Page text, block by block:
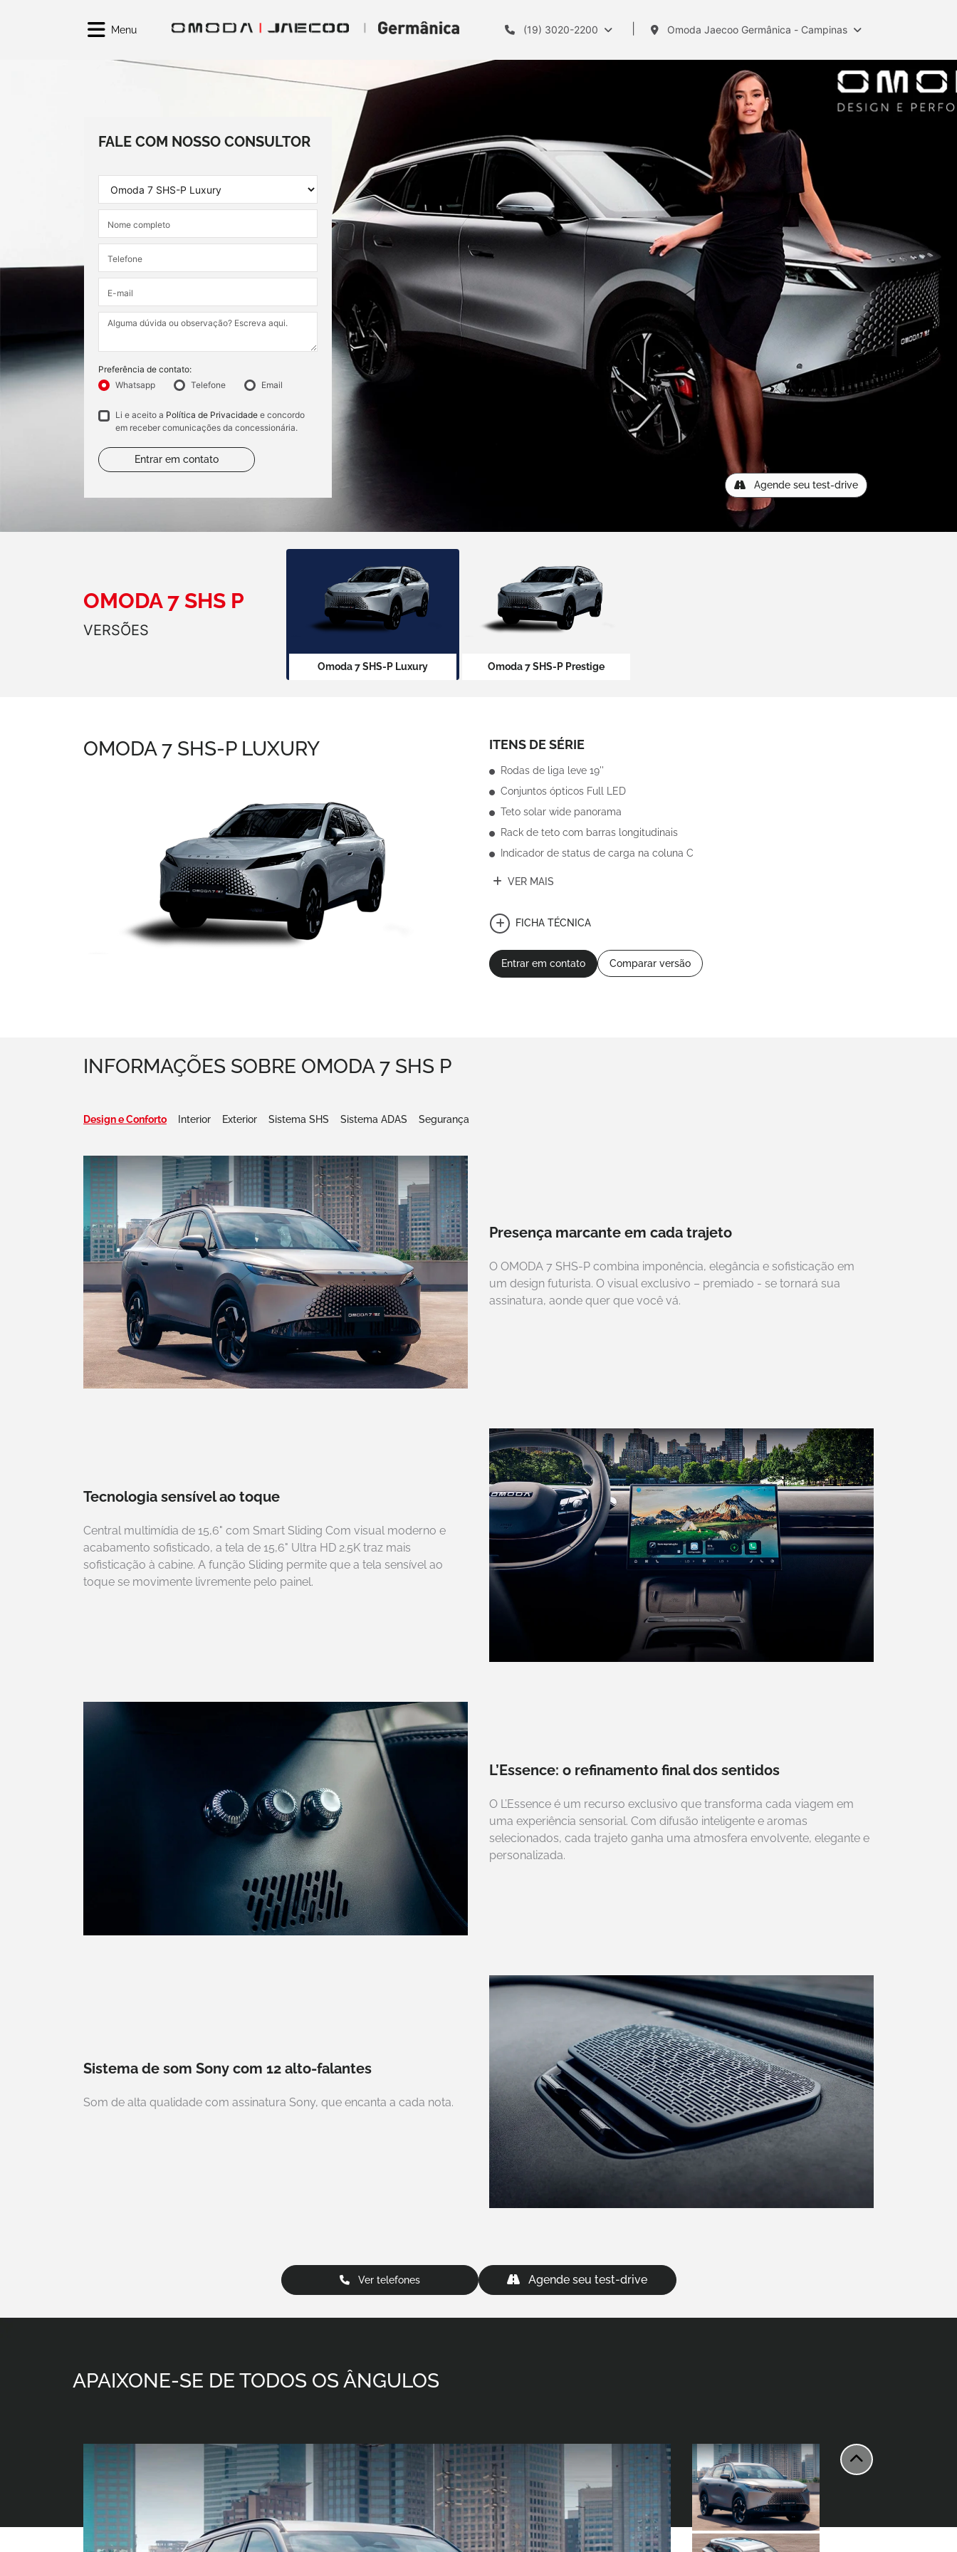
Menu (19) 3020-2200 Omoda Jaecoo Germânica - Campinas
FALE COM NOSSO CONSULTOR
Preferência de contato:
Whatsapp
Telefone Email
Li e aceito a Política de Privacidade e concordo
em receber comunicações da concessionária.
Entrar em contato
Agende seu test-drive
OMODA 7 SHS P
VERSÕES
Omoda 7 SHS-P Luxury Omoda 7 SHS-P Prestige
OMODA 7 SHS-P LUXURY ITENS DE SÉRIE
Rodas de liga leve 19''
Conjuntos ópticos Full LED
Teto solar wide panorama
Rack de teto com barras longitudinais
Indicador de status de carga na coluna C
VER MAIS
FICHA TÉCNICA
Entrar em contato Comparar versão
INFORMAÇÕES SOBRE OMODA 7 SHS P
Design e Conforto Interior Exterior Sistema SHS Sistema ADAS Segurança
Presença marcante em cada trajeto
O OMODA 7 SHS-P combina imponência, elegância e sofisticação em
um design futurista. O visual exclusivo – premiado - se tornará sua
assinatura, aonde quer que você vá.
Tecnologia sensível ao toque
Central multimídia de 15,6" com Smart Sliding Com visual moderno e
acabamento sofisticado, a tela de 15,6" Ultra HD 2.5K traz mais
sofisticação à cabine. A função Sliding permite que a tela sensível ao
toque se movimente livremente pelo painel.
L’Essence: o refinamento final dos sentidos
O L’Essence é um recurso exclusivo que transforma cada viagem em
uma experiência sensorial. Com difusão inteligente e aromas
selecionados, cada trajeto ganha uma atmosfera envolvente, elegante e
personalizada.
Sistema de som Sony com 12 alto-falantes
Som de alta qualidade com assinatura Sony, que encanta a cada nota.
Ver telefones Agende seu test-drive
APAIXONE-SE DE TODOS OS ÂNGULOS
Anterior